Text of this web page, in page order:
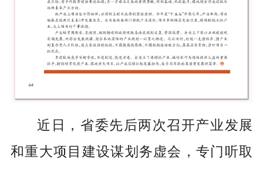
近日，省委先后两次召开产业发展
和重大项目建设谋划务虚会，专门听取